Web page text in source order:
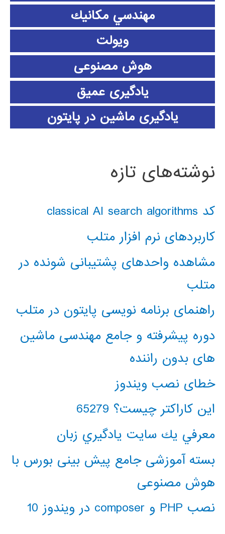
مهندسي مكانيك
ویولت
هوش مصنوعی
یادگیری عمیق
یادگیری ماشین در پایتون
نوشته‌های تازه
کد classical AI search algorithms
کاربردهای نرم افزار متلب
مشاهده واحدهای پشتیبانی شونده در
متلب
راهنمای برنامه نویسی پایتون در متلب
دوره پیشرفته و جامع مهندسی ماشین
های بدون راننده
خطای نصب ویندوز
این کاراکتر چیست؟ 65279
معرفي يك سايت يادگيري زبان
بسته آموزشی جامع پیش بینی بورس با
هوش مصنوعی
نصب PHP و composer در ویندوز 10